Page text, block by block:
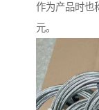
作为产品时也
元。